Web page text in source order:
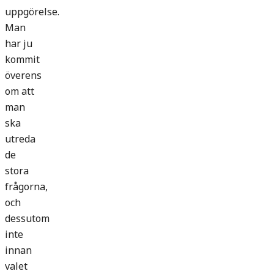
uppgörelse.
Man
har ju
kommit
överens
om att
man
ska
utreda
de
stora
frågorna,
och
dessutom
inte
innan
valet